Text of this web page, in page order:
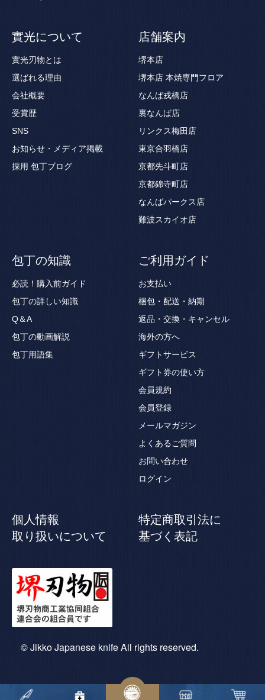
實光について
實光刃物とは
選ばれる理由
会社概要
受賞歴
SNS
お知らせ・メディア掲載
採用 包丁ブログ
店舗案内
堺本店
堺本店 本焼専門フロア
なんば戎橋店
裏なんば店
リンクス梅田店
東京合羽橋店
京都先斗町店
京都錦寺町店
なんばパークス店
難波スカイオ店
包丁の知識
必読！購入前ガイド
包丁の詳しい知識
Q＆A
包丁の動画解説
包丁用語集
ご利用ガイド
お支払い
梱包・配送・納期
返品・交換・キャンセル
海外の方へ
ギフトサービス
ギフト券の使い方
会員規約
会員登録
メールマガジン
よくあるご質問
お問い合わせ
ログイン
個人情報
取り扱いについて
特定商取引法に
基づく表記
© Jikko Japanese knife All rights reserved.